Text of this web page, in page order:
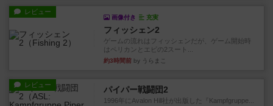
レビュー
画像付き 充実
フィッシェン2
ゲームの流れはフィッシェンだが、ゲーム開始時
はペリカンとエビの2スート...
約3時間前 by うらまこ
レビュー パイパー戦闘団2
1996年にAvalon Hill社が出版した『Kampfgruppe...